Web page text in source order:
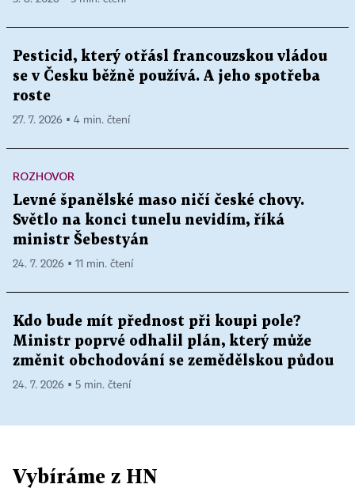
Pesticid, který otřásl francouzskou vládou
se v Česku běžně používá. A jeho spotřeba
roste
27. 7. 2026 ▪ 4 min. čtení
ROZHOVOR
Levné španělské maso ničí české chovy.
Světlo na konci tunelu nevidím, říká
ministr Šebestyán
24. 7. 2026 ▪ 11 min. čtení
Kdo bude mít přednost při koupi pole?
Ministr poprvé odhalil plán, který může
změnit obchodování se zemědělskou půdou
24. 7. 2026 ▪ 5 min. čtení
Vybíráme z HN